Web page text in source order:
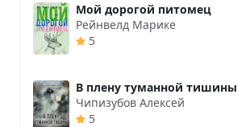
Мой дорогой питомец
Рейнвелд Марике
5
В плену туманной тишины
Чипизубов Алексей
5